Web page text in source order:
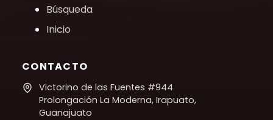
Búsqueda
Inicio
CONTACTO
Victorino de las Fuentes #944
Prolongación La Moderna, Irapuato,
Guanajuato